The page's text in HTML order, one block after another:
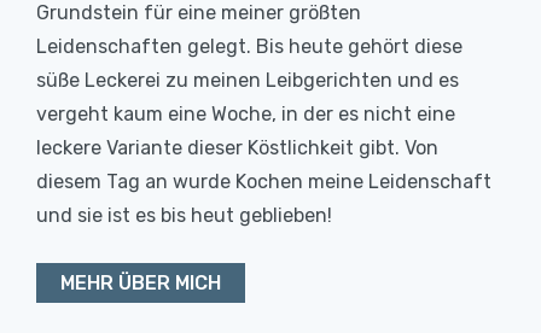
Grundstein für eine meiner größten
Leidenschaften gelegt. Bis heute gehört diese
süße Leckerei zu meinen Leibgerichten und es
vergeht kaum eine Woche, in der es nicht eine
leckere Variante dieser Köstlichkeit gibt. Von
diesem Tag an wurde Kochen meine Leidenschaft
und sie ist es bis heut geblieben!
MEHR ÜBER MICH